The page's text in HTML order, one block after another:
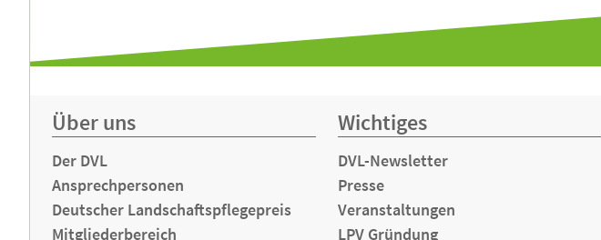
Über uns
Der DVL
Ansprechpersonen
Deutscher Landschaftspflegepreis
Mitgliederbereich
Wichtiges
DVL-Newsletter
Presse
Veranstaltungen
LPV Gründung